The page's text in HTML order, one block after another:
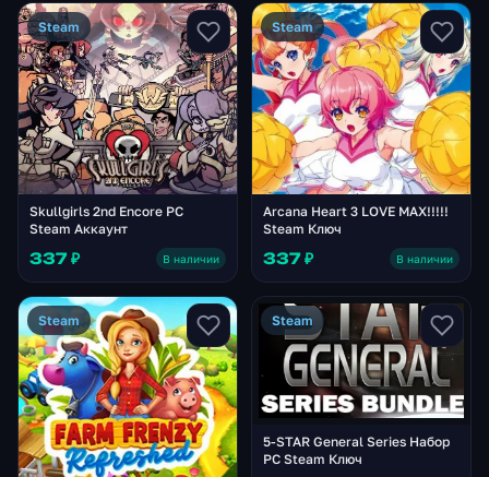
Steam
Skullgirls 2nd Encore PC
Steam Аккаунт
337 ₽ В наличии
Steam
Arcana Heart 3 LOVE MAX!!!!!
Steam Ключ
337 ₽ В наличии
Steam Steam
5-STAR General Series Набор
PC Steam Ключ